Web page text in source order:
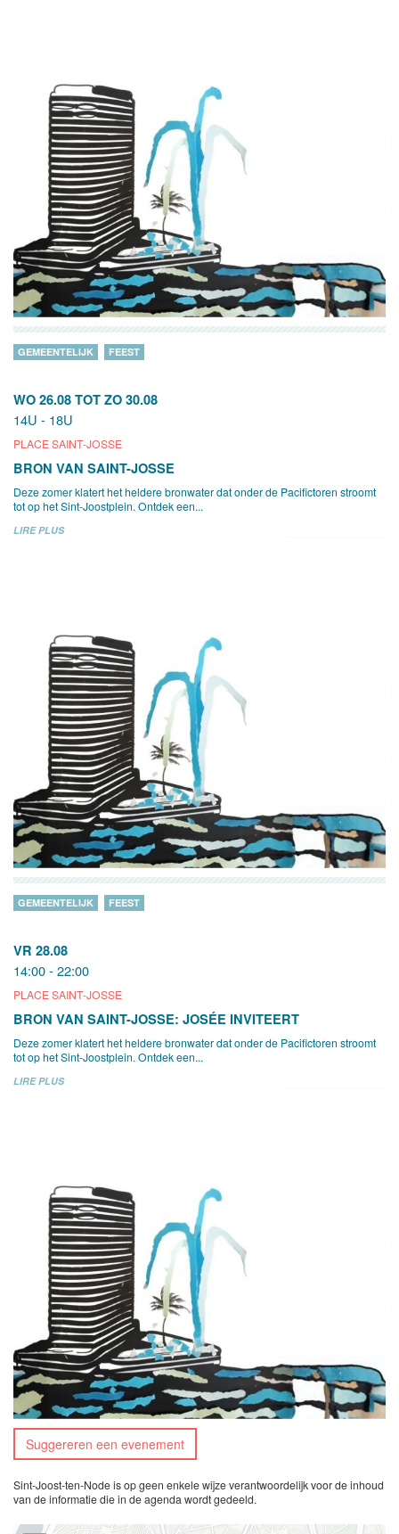
WO 26.08 TOT ZO 30.08
14U - 18U
PLACE SAINT-JOSSE
GEMEENTELIJK FEEST
BRON VAN SAINT-JOSSE
Deze zomer klatert het heldere bronwater dat onder de Pacifictoren stroomt
tot op het Sint-Joostplein. Ontdek een...
LIRE PLUS
VR 28.08
14:00 - 22:00
PLACE SAINT-JOSSE
GEMEENTELIJK FEEST
BRON VAN SAINT-JOSSE: JOSÉE INVITEERT
Deze zomer klatert het heldere bronwater dat onder de Pacifictoren stroomt
tot op het Sint-Joostplein. Ontdek een...
LIRE PLUS
Suggereren een evenement
Sint-Joost-ten-Node is op geen enkele wijze verantwoordelijk voor de inhoud
van de informatie die in de agenda wordt gedeeld.